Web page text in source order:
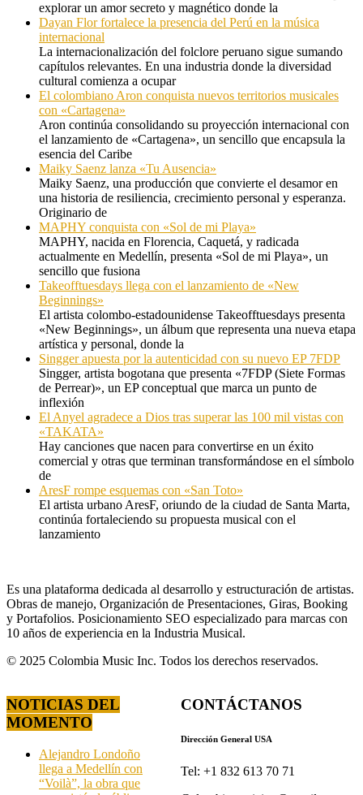
explorar un amor secreto y magnético donde la
Dayan Flor fortalece la presencia del Perú en la música
internacional
La internacionalización del folclore peruano sigue sumando
capítulos relevantes. En una industria donde la diversidad
cultural comienza a ocupar
El colombiano Aron conquista nuevos territorios musicales
con «Cartagena»
Aron continúa consolidando su proyección internacional con
el lanzamiento de «Cartagena», un sencillo que encapsula la
esencia del Caribe
Maiky Saenz lanza «Tu Ausencia»
Maiky Saenz, una producción que convierte el desamor en
una historia de resiliencia, crecimiento personal y esperanza.
Originario de
MAPHY conquista con «Sol de mi Playa»
MAPHY, nacida en Florencia, Caquetá, y radicada
actualmente en Medellín, presenta «Sol de mi Playa», un
sencillo que fusiona
Takeofftuesdays llega con el lanzamiento de «New
Beginnings»
El artista colombo-estadounidense Takeofftuesdays presenta
«New Beginnings», un álbum que representa una nueva etapa
artística y personal, donde la
Singger apuesta por la autenticidad con su nuevo EP 7FDP
Singger, artista bogotana que presenta «7FDP (Siete Formas
de Perrear)», un EP conceptual que marca un punto de
inflexión
El Anyel agradece a Dios tras superar las 100 mil vistas con
«TAKATA»
Hay canciones que nacen para convertirse en un éxito
comercial y otras que terminan transformándose en el símbolo
de
AresF rompe esquemas con «San Toto»
El artista urbano AresF, oriundo de la ciudad de Santa Marta,
continúa fortaleciendo su propuesta musical con el
lanzamiento
Es una plataforma dedicada al desarrollo y estructuración de artistas.
Obras de manejo, Organización de Presentaciones, Giras, Booking
y Portafolios. Posicionamiento SEO especializado para marcas con
10 años de experiencia en la Industria Musical.
© 2025 Colombia Music Inc. Todos los derechos reservados.
NOTICIAS DEL
MOMENTO
Alejandro Londoño
llega a Medellín con
“Voilà”, la obra que
CONTÁCTANOS
Dirección General USA
Tel: +1 832 613 70 71